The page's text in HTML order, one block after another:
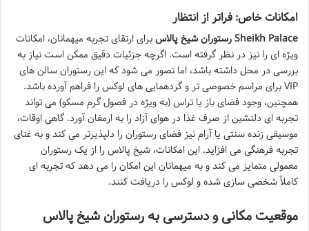
امکانات خاص: فراتر از انتظار
رستوران شیخ پالاس Sheikh Palace
برای ارتقای تجربه میهمانان، امکانات
ویژه ای را نیز در نظر گرفته است. اگرچه جزئیات دقیق ممکن است نیاز به
بررسی در محل داشته باشد، اما تصور می شود که این رستوران سالن های
VIP برای مراسم خصوصی تر و گردهمایی های لوکس را فراهم آورده باشد.
همچنین، وجود فضای باز یا تراس (به ویژه در فصول گرم مسکو) می تواند
تجربه ای دلنشین از صرف غذا در هوای آزاد را به ارمغان آورد. گاهی اوقات،
موسیقی زنده سنتی یا آرام نیز فضای رستوران را دلپذیرتر می کند و به غنای
تجربه فرهنگی می افزاید. این امکانات، شیخ پالاس را از یک رستوران
معمولی متمایز می کند و به میهمانان این امکان را می دهد که تجربه ای
کاملاً شخصی سازی شده و لوکس را دریافت کنند.
موقعیت مکانی و دسترسی به رستوران شیخ پالاس